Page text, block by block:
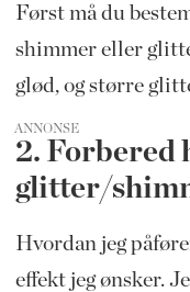
Først må du
shimmer eller
glød, og større
ANNONSE
2. Forbered
glitter/
Hvordan jeg
effekt jeg ønsker.